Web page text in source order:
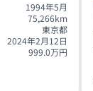
1994年5月
75,266km
東京都
2024年2月12日
999.0万円